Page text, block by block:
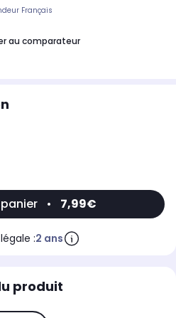
Français
au comparateur
• 7,99€
:2 ans
produit